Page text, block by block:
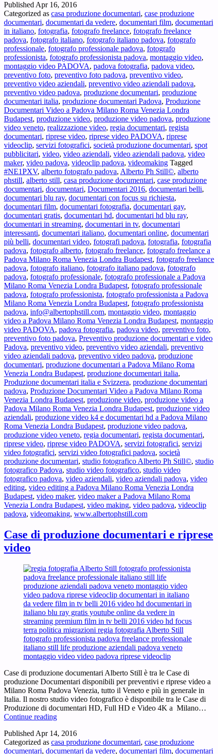
documentari
e
video
Padova
Published Apr 16, 2016
Categorized as casa produzione documentari, case produzione
documentari, documentari da vedere, documentari film, documentari
in italiano, fotografia, fotografo freelance, fotografo freelance
padova, fotografo italiano, fotografo italiano padova, fotografo
professionale, fotografo professionale padova, fotografo
professionista, fotografo professionista padova, montaggio video,
montaggio video PADOVA, padova fotografia, padova video,
preventivo foto, preventivo foto padova, preventivo video,
preventivo video aziendali, preventivo video aziendali padova,
preventivo video padova, produzione documentari, produzione
documentari italia, produzione documentari Padova, Produzione
Documentari Video a Padova Milano Roma Venezia Londra
Budapest, produzione video, produzione video padova, produzione
video veneto, realizzazione video, regia documentari, regista
documentari, riprese video, riprese video PADOVA, riprese
videoclip, servizi fotografici, società produzione documentari, spot
pubblicitari, video, video aziendali, video aziendali padova, video
maker, video padova, videoclip padova, videomaking Tagged
#NE1PXV, alberto fotografo padova, Alberto Ph Still©, alberto
phstill, alberto still, casa produzione documentari, case produzione
documentari, documentari, Documentari 2016, documentari belli,
documentari blu ray, documentari con focus su richiesta,
documentari film, documentari fotografia, documentari gay,
documentari gratis, documentari hd, documentari hd blu ray,
documentari in streaming, documentari in tv, documentari
interessanti, documentari italiano, documentari online, documentari
più belli, documentari video, fotografi padova, fotografia, fotografia
padova, fotografo alberto, fotografo freelance, fotografo freelance a
Padova Milano Roma Venezia Londra Budapest, fotografo freelance
padova, fotografo italiano, fotografo italiano padova, fotografo
padova, fotografo professionale, fotografo professionale a Padova
Milano Roma Venezia Londra Budapest, fotografo professionale
padova, fotografo professionista, fotografo professionista a Padova
Milano Roma Venezia Londra Budapest, fotografo professionista
padova, info@albertophstill.com, montaggio video, montaggio
video a Padova Milano Roma Venezia Londra Budapest, montaggio
video PADOVA, padova fotografia, padova video, preventivo foto,
preventivo foto padova, Preventivo produzione documentari e video
Padova, preventivo video, preventivo video aziendali, preventivo
video aziendali padova, preventivo video padova, produzione
documentari, produzione documentari a Padova Milano Roma
Venezia Londra Budapest, produzione documentari italia,
Produzione documentari italia e Svizzera, produzione documentari
padova, Produzione Documentari Video a Padova Milano Roma
Venezia Londra Budapest, produzione video, produzione video a
Padova Milano Roma Venezia Londra Budapest, produzione video
aziendali, produzione video k4 e documentari hd a Padova Milano
Roma Venezia Londra Budapest, produzione video padova,
produzione video veneto, regia documentari, regista documentari,
riprese video, riprese video PADOVA, servizi fotografici, servizi
video fotografici, servizi video fotografici padova, società
produzione documentari, studio fotografico Alberto Ph Still©, studio
fotografico Padova, studio video fotografico, studio video
fotografico padova, video aziendali, video aziendali padova, video
editing, video editing a Padova Milano Roma Venezia Londra
Budapest, video maker, video maker a Padova Milano Roma
Venezia Londra Budapest, video making, video padova, videoclip
padova, videomaking, www.albertophstill.com
Case di produzione documentari e riprese
video
Case di produzione documentari Alberto Still è tra le Case di
produzione Documentari disponibili per preventivi e riprese video a
Milano Roma Padova Venezia, tutto il Veneto e più in generale in
Italia. Il nostro studio video fotografico è disponibile tra le Case di
Produzione di documentari HD, Full HD e Video 4K a Milano…
Continue readingCase
produzione
documentari
e
Published Apr 14, 2016
Categorized as casa produzione documentari, case produzione
documentari, documentari da vedere, documentari film, documentari